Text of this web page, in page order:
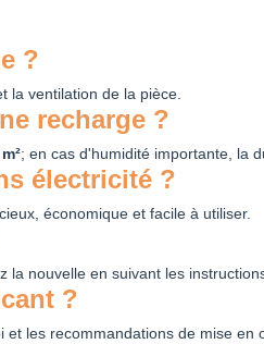
?
la ventilation de la pièce.
recharge ?
; en cas d'humidité importante, la
électricité ?
économique et facile à utiliser.
nouvelle en suivant les
?
les recommandations de mise